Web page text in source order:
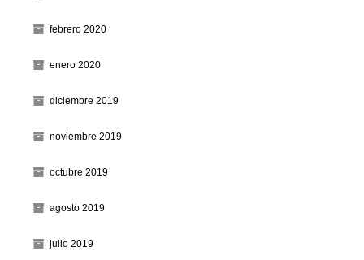
febrero 2020
enero 2020
diciembre 2019
noviembre 2019
octubre 2019
agosto 2019
julio 2019